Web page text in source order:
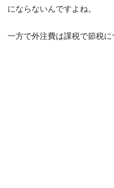
にならないんですよね。
一方で外注費は課税で節税に